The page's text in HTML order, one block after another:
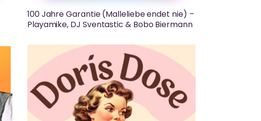
100 Jahre Garantie (Malleliebe endet nie) –
Playamike, DJ Sventastic & Bobo Biermann